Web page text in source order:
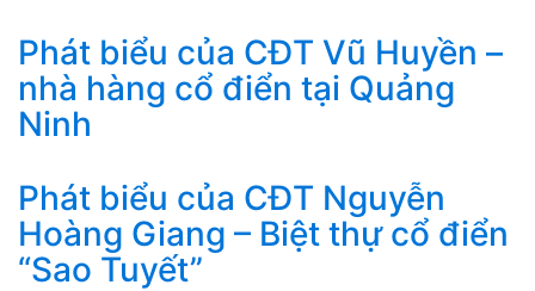
Phát biểu của CĐT Vũ Huyền –
nhà hàng cổ điển tại Quảng
Ninh
Phát biểu của CĐT Nguyễn
Hoàng Giang – Biệt thự cổ điển
“Sao Tuyết”